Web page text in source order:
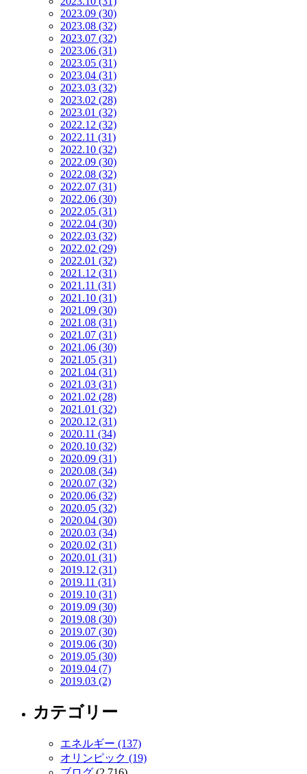
2023.09 (30)
2023.08 (32)
2023.07 (32)
2023.06 (31)
2023.05 (31)
2023.04 (31)
2023.03 (32)
2023.02 (28)
2023.01 (32)
2022.12 (32)
2022.11 (31)
2022.10 (32)
2022.09 (30)
2022.08 (32)
2022.07 (31)
2022.06 (30)
2022.05 (31)
2022.04 (30)
2022.03 (32)
2022.02 (29)
2022.01 (32)
2021.12 (31)
2021.11 (31)
2021.10 (31)
2021.09 (30)
2021.08 (31)
2021.07 (31)
2021.06 (30)
2021.05 (31)
2021.04 (31)
2021.03 (31)
2021.02 (28)
2021.01 (32)
2020.12 (31)
2020.11 (34)
2020.10 (32)
2020.09 (31)
2020.08 (34)
2020.07 (32)
2020.06 (32)
2020.05 (32)
2020.04 (30)
2020.03 (34)
2020.02 (31)
2020.01 (31)
2019.12 (31)
2019.11 (31)
2019.10 (31)
2019.09 (30)
2019.08 (30)
2019.07 (30)
2019.06 (30)
2019.05 (30)
2019.04 (7)
2019.03 (2)
カテゴリー
エネルギー (137)
オリンピック (19)